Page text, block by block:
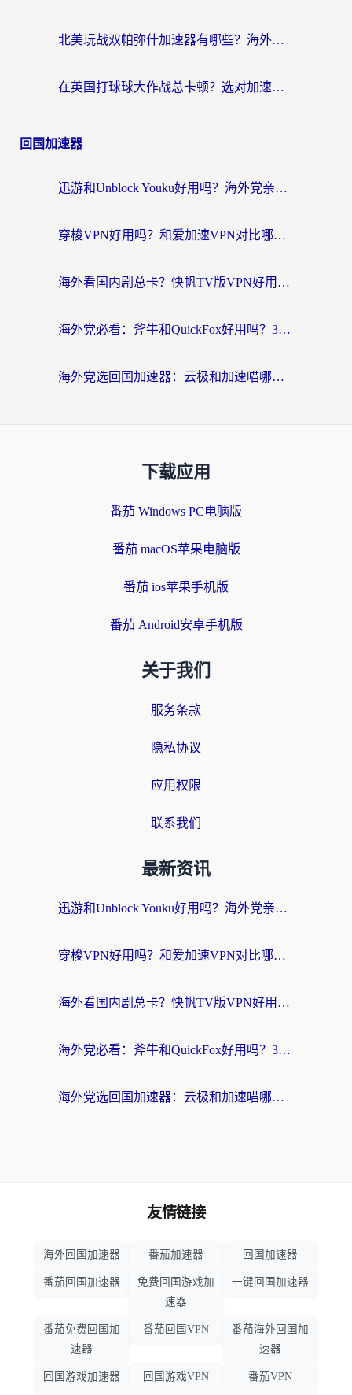
北美玩战双帕弥什加速器有哪些？海外党亲测好用的国服加速指南
在英国打球球大作战总卡顿？选对加速器让你告别延迟（附实测攻略）
回国加速器
迅游和Unblock Youku好用吗？海外党亲测：3个维度教你选对回国加速器
穿梭VPN好用吗？和爱加速VPN对比哪个回国效果更好？海外党必看的实用指南
海外看国内剧总卡？快帆TV版VPN好用吗？和海牛VPN对比哪个回国效果更好？
海外党必看：斧牛和QuickFox好用吗？3步选对回国加速器，无缝刷国内剧玩游戏
海外党选回国加速器：云极和加速喵哪个好？附3款热门工具实测对比
下载应用
番茄 Windows PC电脑版
番茄 macOS苹果电脑版
番茄 ios苹果手机版
番茄 Android安卓手机版
关于我们
服务条款
隐私协议
应用权限
联系我们
最新资讯
迅游和Unblock Youku好用吗？海外党亲测：3个维度教你选对回国加速器
穿梭VPN好用吗？和爱加速VPN对比哪个回国效果更好？海外党必看的实用指南
海外看国内剧总卡？快帆TV版VPN好用吗？和海牛VPN对比哪个回国效果更好？
海外党必看：斧牛和QuickFox好用吗？3步选对回国加速器，无缝刷国内剧玩游戏
海外党选回国加速器：云极和加速喵哪个好？附3款热门工具实测对比
友情链接
海外回国加速器 番茄加速器 回国加速器
番茄回国加速器
免费回国游戏加
速器
一键回国加速器
番茄免费回国加
速器
番茄回国VPN
番茄海外回国加
速器
回国游戏加速器 回国游戏VPN 番茄VPN